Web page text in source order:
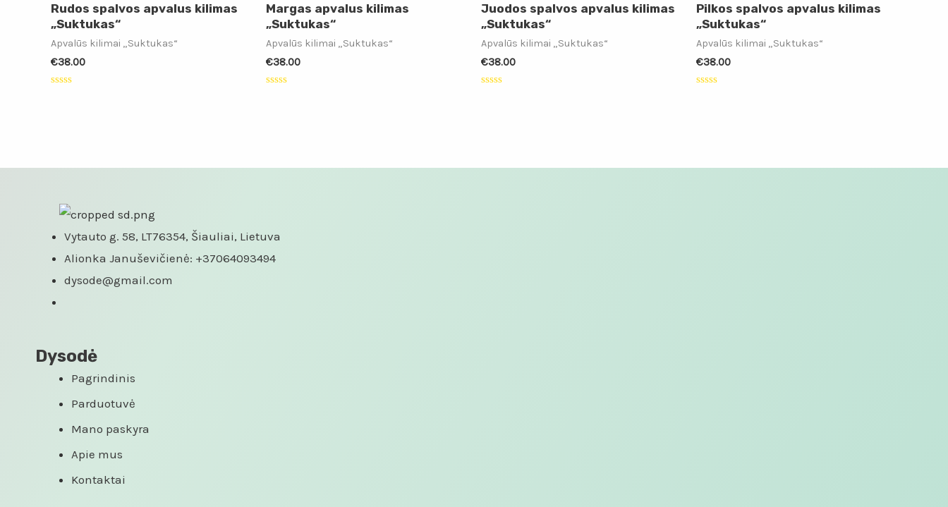
Rudos spalvos apvalus kilimas
„Suktukas“
Apvalūs kilimai „Suktukas“
€38.00
Margas apvalus kilimas
„Suktukas“
Apvalūs kilimai „Suktukas“
€38.00
Juodos spalvos apvalus kilimas
„Suktukas“
Apvalūs kilimai „Suktukas“
€38.00
Pilkos spalvos apvalus kilimas
„Suktukas“
Apvalūs kilimai „Suktukas“
€38.00
Vytauto g. 58, LT76354, Šiauliai, Lietuva
Alionka Januševičienė: +37064093494
dysode@gmail.com
Dysodė
Pagrindinis
Parduotuvė
Mano paskyra
Apie mus
Kontaktai